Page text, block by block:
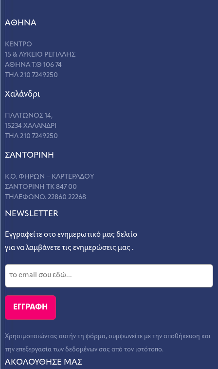
ΑΘΗΝΑ
ΚΕΝΤΡΟ
15 & ΛΥΚΕΙΟ ΡΕΓΙΛΛΗΣ
ΑΘΗΝΑ Τ.Θ 106 74
ΤΗΛ 210 7249250
Χαλάνδρι
ΠΛΑΤΩΝΟΣ 14,
15234 ΧΑΛΑΝΔΡΙ
ΤΗΛ 210 7249250
ΣANΤΟΡΙΝΗ
Κ.Ο. ΦΗΡΩΝ – ΚΑΡΤΕΡΑΔΟΥ
ΣΑΝΤΟΡΙΝΗ ΤΚ 847 00
ΤΗΛΕΦΩΝΟ. 22860 22268
NEWSLETTER
Εγγραφείτε στο ενημερωτικό μας δελτίο
για να λαμβάνετε τις ενημερώσεις μας .
Χρησιμοποιώντας αυτήν τη φόρμα, συμφωνείτε με την αποθήκευση και
την επεξεργασία των δεδομένων σας από τον ιστότοπο.
ΑΚΟΛΟΥΘΗΣΕ ΜΑΣ